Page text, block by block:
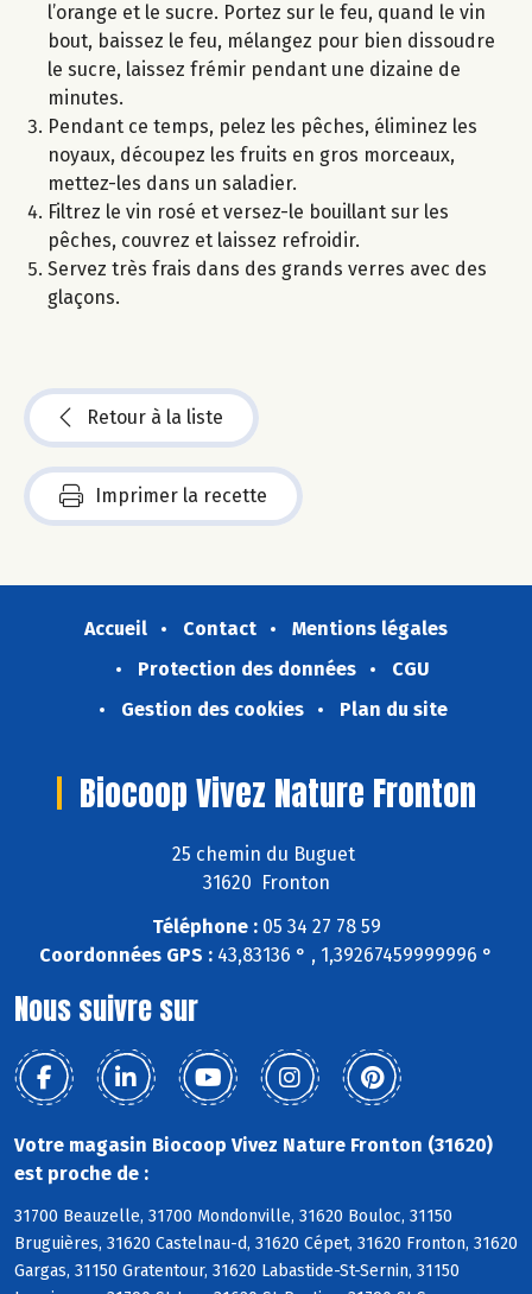
l’orange et le sucre. Portez sur le feu, quand le vin
bout, baissez le feu, mélangez pour bien dissoudre
le sucre, laissez frémir pendant une dizaine de
minutes.
Pendant ce temps, pelez les pêches, éliminez les
noyaux, découpez les fruits en gros morceaux,
mettez-les dans un saladier.
Filtrez le vin rosé et versez-le bouillant sur les
pêches, couvrez et laissez refroidir.
Servez très frais dans des grands verres avec des
glaçons.
Retour à la liste
Imprimer la recette
Accueil Contact
Mentions légales
Protection des données
CGU
Gestion des cookies
Plan du site
Biocoop Vivez Nature Fronton
25 chemin du Buguet
31620 Fronton
Téléphone :05 34 27 78 59
Coordonnées GPS : 43,83136 ° , 1,39267459999996 °
Nous suivre sur
Votre magasin Biocoop Vivez Nature Fronton (31620)
est proche de :
31700 Beauzelle, 31700 Mondonville, 31620 Bouloc, 31150
Bruguières, 31620 Castelnau-d, 31620 Cépet, 31620 Fronton, 31620
Gargas, 31150 Gratentour, 31620 Labastide-St-Sernin, 31150